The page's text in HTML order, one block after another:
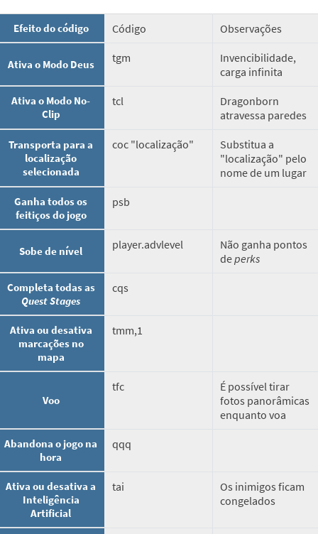
Efeito do código Código Observações
Ativa o Modo Deus tgm
Invencibilidade,
carga infinita
Ativa o Modo No-
Clip
tcl
Dragonborn
atravessa paredes
Transporta para a
localização
selecionada
coc "localização"
Substitua a
"localização" pelo
nome de um lugar
Ganha todos os
feitiços do jogo
psb
Sobe de nível player.advlevel
Não ganha pontos
deperks
Completa todas as
Quest Stages
cqs
Ativa ou desativa
marcações no
mapa
tmm,1
Voo
tfc
É possível tirar
fotos panorâmicas
enquanto voa
Abandona o jogo na
hora
qqq
Ativa ou desativa a
Inteligência
Artificial
tai
Os inimigos ficam
congelados